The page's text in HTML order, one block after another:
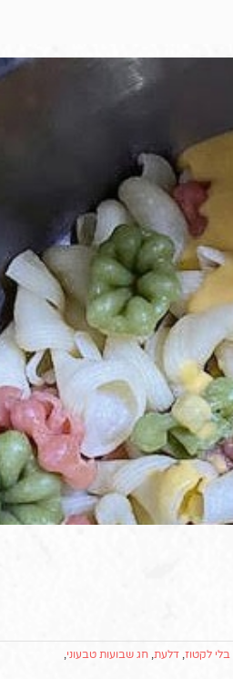
בלי לקטוז, דלעת, חג שבועות טבעוני,